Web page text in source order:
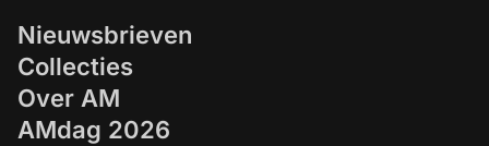
Nieuwsbrieven
Collecties
Over AM
AMdag 2026